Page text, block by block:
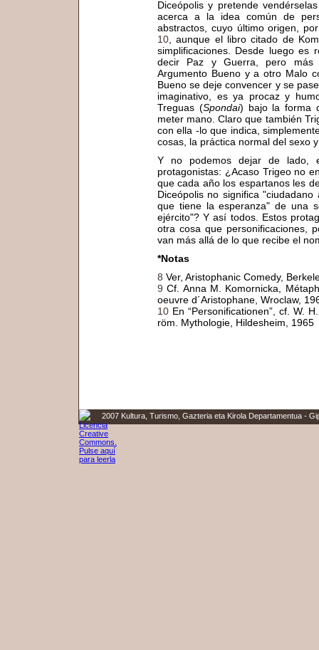
Diceópolis y pretende
acerca a la idea común de
abstractos, cuyo último origen,
10 , aunque el libro citado de
simplificaciones. Desde luego es
decir Paz y Guerra, pero más
Argumento Bueno y a otro Malo
Bueno se deje convencer y se
imaginativo, es ya procaz y
Treguas (Spondai) bajo la forma
meter mano. Claro que también
con ella -lo que indica,
cosas, la práctica normal del sexo
Y no podemos dejar de lado,
protagonistas: ¿Acaso Trigeo no
que cada año los espartanos les
Diceópolis no significa
que tiene la esperanza" de una
ejército"? Y así todos. Estos
otra cosa que personificaciones,
van más allá de lo que recibe el
*Notas
8 Ver, Aristophanic Comedy,
9 Cf. Anna M. Komornicka,
oeuvre d´Aristophane, Wroclaw,
10 En “Personificationen”, cf. W.
röm. Mythologie, Hildesheim, 1965
2007 Kultura, Turismo, Gazteria eta Kirola Departamentua -